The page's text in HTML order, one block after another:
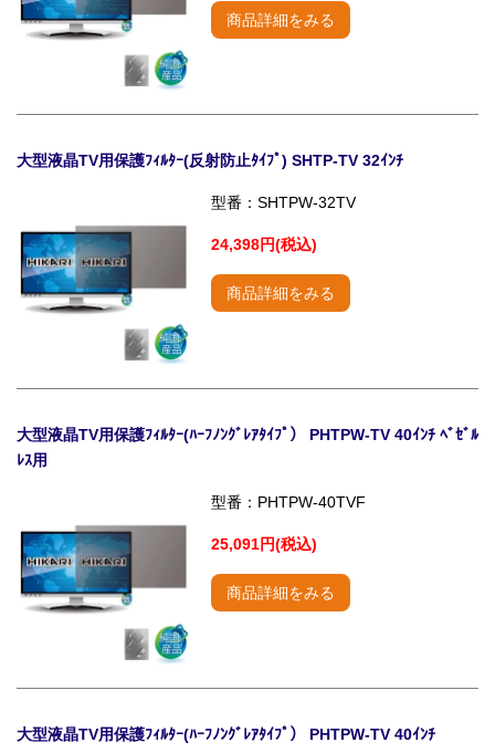
商品詳細をみる
大型液晶TV用保護ﾌｨﾙﾀｰ(反射防止ﾀｲﾌﾟ) SHTP-TV 32ｲﾝﾁ
型番：SHTPW-32TV
24,398円(税込)
商品詳細をみる
大型液晶TV用保護ﾌｨﾙﾀｰ(ﾊｰﾌﾉﾝｸﾞﾚｱﾀｲﾌﾟ） PHTPW-TV 40ｲﾝﾁ ﾍﾞｾﾞﾙ
ﾚｽ用
型番：PHTPW-40TVF
25,091円(税込)
商品詳細をみる
大型液晶TV用保護ﾌｨﾙﾀｰ(ﾊｰﾌﾉﾝｸﾞﾚｱﾀｲﾌﾟ） PHTPW-TV 40ｲﾝﾁ